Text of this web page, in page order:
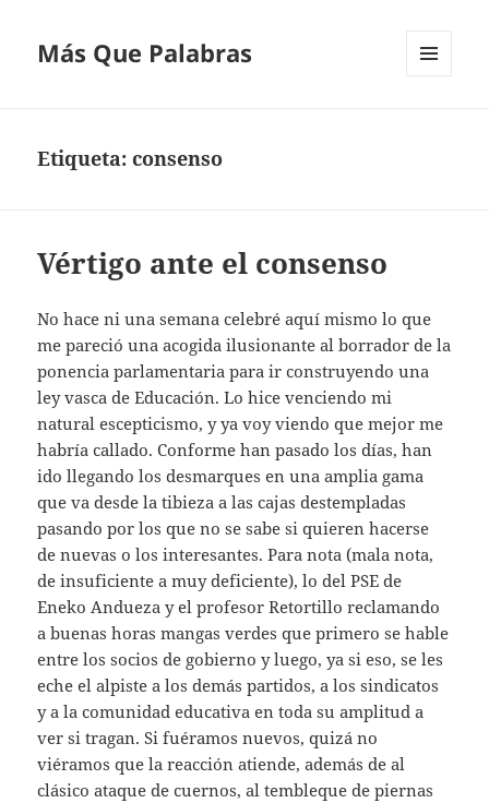
Más Que Palabras
Etiqueta:consenso
Vértigo ante el consenso
No hace ni una semana celebré aquí mismo lo que
me pareció una acogida ilusionante al borrador de la
ponencia parlamentaria para ir construyendo una
ley vasca de Educación. Lo hice venciendo mi
natural escepticismo, y ya voy viendo que mejor me
habría callado. Conforme han pasado los días, han
ido llegando los desmarques en una amplia gama
que va desde la tibieza a las cajas destempladas
pasando por los que no se sabe si quieren hacerse
de nuevas o los interesantes. Para nota (mala nota,
de insuficiente a muy deficiente), lo del PSE de
Eneko Andueza y el profesor Retortillo reclamando
a buenas horas mangas verdes que primero se hable
entre los socios de gobierno y luego, ya si eso, se les
eche el alpiste a los demás partidos, a los sindicatos
y a la comunidad educativa en toda su amplitud a
ver si tragan. Si fuéramos nuevos, quizá no
viéramos que la reacción atiende, además de al
clásico ataque de cuernos, al tembleque de piernas